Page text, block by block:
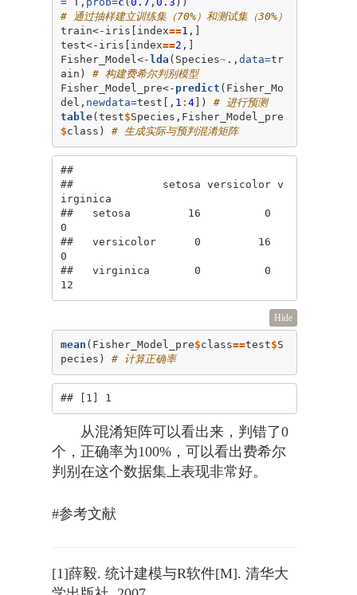
# 通过抽样建立训练集（70%）和测试集（30%）
train<-iris[index==1 ,]
test<-iris[index==2 ,]
Fisher_Model<- lda (Species~., data=tr
ain) # 构建费希尔判别模型
Fisher_Model_pre<- predict (Fisher_Mo
del, newdata=test[, 1 : 4]) # 进行预测
table(test$Species,Fisher_Model_pre
$class) # 生成实际与预判混淆矩阵
##
##              setosa versicolor v
irginica
##   setosa         16          0
0
##   versicolor      0         16
0
##   virginica       0          0
12
Hide
mean (Fisher_Model_pre$class==test$S
pecies) # 计算正确率
## [1] 1
从混淆矩阵可以看出来，判错了0
个，正确率为100%，可以看出费希尔
判别在这个数据集上表现非常好。
#参考文献
[1]薛毅. 统计建模与R软件[M]. 清华大